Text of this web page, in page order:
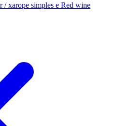
/ xarope simples e Red wine